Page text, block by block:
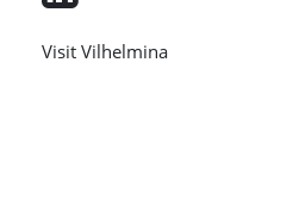
Visit Vilhelmina